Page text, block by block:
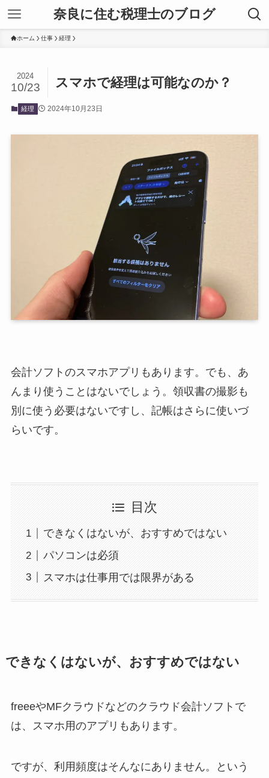
奈良に住む税理士のブログ
ホーム 仕事 経理
スマホで経理は可能なのか？
2024
10/23
経理 2024年10月23日
会計ソフトのスマホアプリもあります。でも、あ
んまり使うことはないでしょう。領収書の撮影も
別に使う必要はないですし、記帳はさらに使いづ
らいです。
目次
できなくはないが、おすすめではない
パソコンは必須
スマホは仕事用では限界がある
できなくはないが、おすすめではない
freeeやMFクラウドなどのクラウド会計ソフトで
は、スマホ用のアプリもあります。
ですが、利用頻度はそんなにありません。という